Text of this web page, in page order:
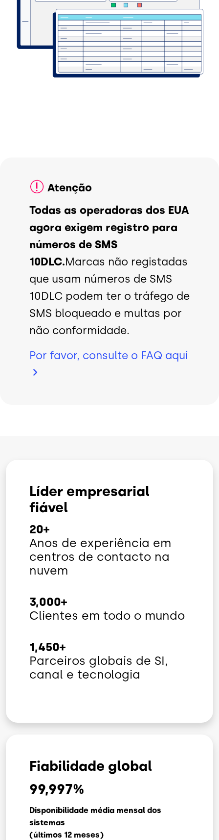
Atenção
Todas as operadoras dos EUA
agora exigem registro para
números de SMS
10DLC.Marcas não registadas
que usam números de SMS
10DLC podem ter o tráfego de
SMS bloqueado e multas por
não conformidade.
Por favor, consulte o FAQ aqui
Líder empresarial
fiável
20+
Anos de experiência em
centros de contacto na
nuvem
3,000+
Clientes em todo o mundo
1,450+
Parceiros globais de SI,
canal e tecnologia
Fiabilidade global
99,997%
Disponibilidade média mensal dos
sistemas
(últimos 12 meses)